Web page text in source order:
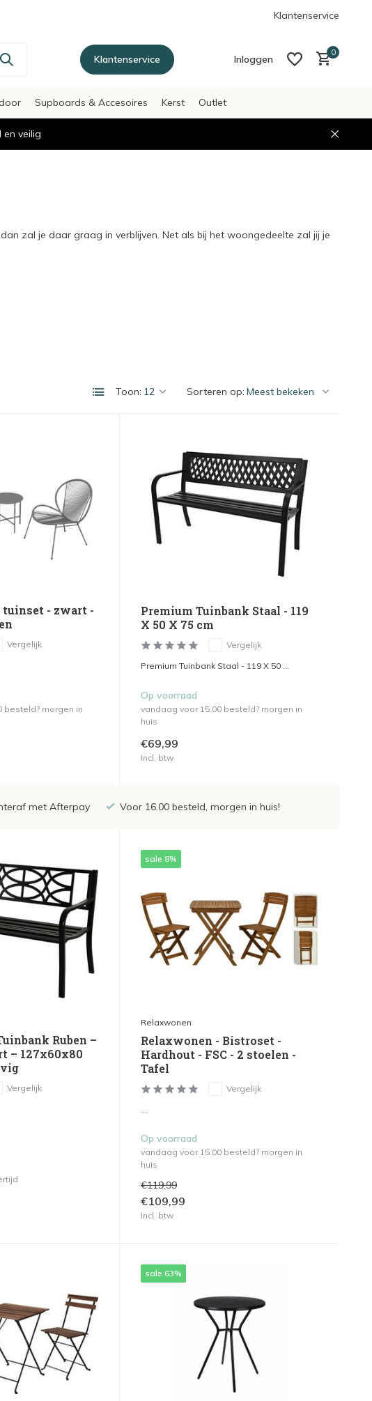
Klantenservice
Klantenservice Inloggen
0
Supboards & Accesoires Kerst Outlet
en veilig
zal je daar graag in verblijven. Net als bij het woongedeelte zal jij je
Toon: Sorteren op:
tuinset - zwart -
Vergelijk
besteld? morgen in
Premium Tuinbank Staal - 119
X 50 X 75 cm
Vergelijk
Premium Tuinbank Staal - 119 X 50 ...
Op voorraad
vandaag voor 15.00 besteld? morgen in
huis
€69,99
Incl. btw
met Afterpay Voor 16.00 besteld, morgen in huis!
Ruben –
– 127x60x80
Vergelijk
sale 8%
Relaxwonen
Relaxwonen - Bistroset -
Hardhout - FSC - 2 stoelen -
Tafel
Vergelijk
...
Op voorraad
vandaag voor 15.00 besteld? morgen in
huis
€119,99
€109,99
Incl. btw
sale 63%